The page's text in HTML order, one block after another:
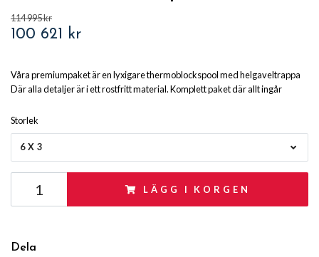
114 995 kr
100 621 kr
Våra premiumpaket är en lyxigare thermoblockspool med helgaveltrappa
Där alla detaljer är i ett rostfritt material. Komplett paket där allt ingår
Storlek
6X3
LÄGG I KORGEN
Dela